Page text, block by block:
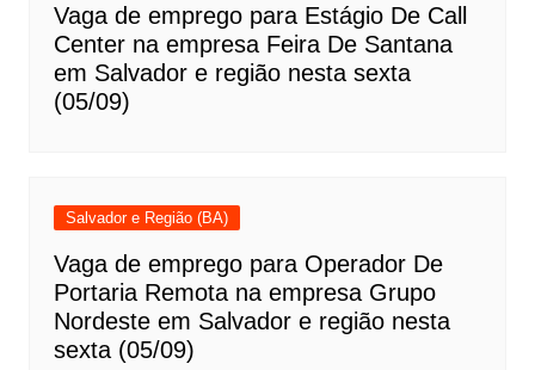
Vaga de emprego para Estágio De Call
Center na empresa Feira De Santana
em Salvador e região nesta sexta
(05/09)
Salvador e Região (BA)
Vaga de emprego para Operador De
Portaria Remota na empresa Grupo
Nordeste em Salvador e região nesta
sexta (05/09)